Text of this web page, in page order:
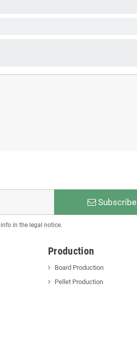
Subscribe
in the legal notice.
Production
Board Production
Pellet Production